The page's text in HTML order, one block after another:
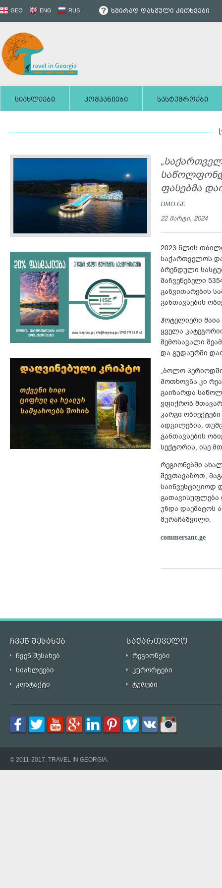
GEO ENG RUS ხშირად დასმული კითხვები
სიახლეები კომპანიები სასტუმროები
ფასებმა
DMO.GE
22 მარტი, 2024
2023 წლის
საქართველოს
ბრენდული
მაჩვენებელი
განვითარების
განთავსების
ჰოტელიერი
ყველა
შემოსავალი
და გუდაურში
„ბოლო
მოთხოვნა კი
გაიზარდა
ვფიქრობ
კარგი
ადგილებია,
განთავსების
სექტორის, ისე
რეგიონებში
შევთავაზოთ,
საინვესტიციოდ
გათავისუფლება
უნდა დაემატოს
მურაჩაშვილი.
commersant.ge
ჩვენ შესახებ საქართველო
ჩვენ შესახებ
რეგიონები
სიახლეები
კურორტები
კონტაქტი
ტურები
© 2011-2017, TRAVEL IN GEORGIA.